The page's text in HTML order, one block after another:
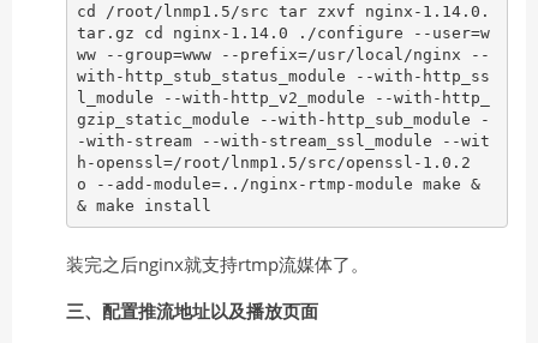
cd /root/lnmp1.5/src tar zxvf nginx-1.14.0.
tar.gz cd nginx-1.14.0 ./configure --user=w
ww --group=www --prefix=/usr/local/nginx --
with-http_stub_status_module --with-http_ss
l_module --with-http_v2_module --with-http_
gzip_static_module --with-http_sub_module -
-with-stream --with-stream_ssl_module --wit
h-openssl=/root/lnmp1.5/src/openssl-1.0.2
o --add-module=../nginx-rtmp-module make &
& make install
装完之后nginx就支持rtmp流媒体了。
三、配置推流地址以及播放页面